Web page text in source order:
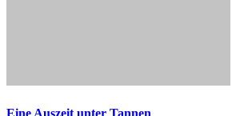
Eine Auszeit unter Tannen